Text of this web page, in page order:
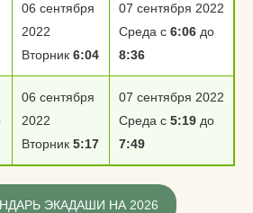
06 сентября
2022
Вторник 6:04
07 сентября 2022
Среда с 6:06 до
8:36
06 сентября
2022
Вторник 5:17
07 сентября 2022
Среда с 5:19 до
7:49
ЭКАДАШИ НА 2026